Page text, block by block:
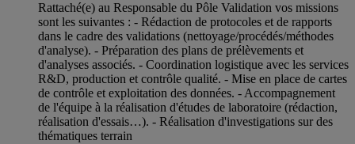
Rattaché(e) au Responsable du Pôle Validation vos missions
sont les suivantes : - Rédaction de protocoles et de rapports
dans le cadre des validations (nettoyage/procédés/méthodes
d'analyse). - Préparation des plans de prélèvements et
d'analyses associés. - Coordination logistique avec les services
R&D, production et contrôle qualité. - Mise en place de cartes
de contrôle et exploitation des données. - Accompagnement
de l'équipe à la réalisation d'études de laboratoire (rédaction,
réalisation d'essais…). - Réalisation d'investigations sur des
thématiques terrain